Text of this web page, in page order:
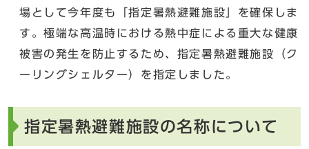
場として今年度も「指定暑熱避難施設」を確保しま
す。極端な高温時における熱中症による重大な健康
被害の発生を防止するため、指定暑熱避難施設（ク
ーリングシェルター）を指定しました。
指定暑熱避難施設の名称について